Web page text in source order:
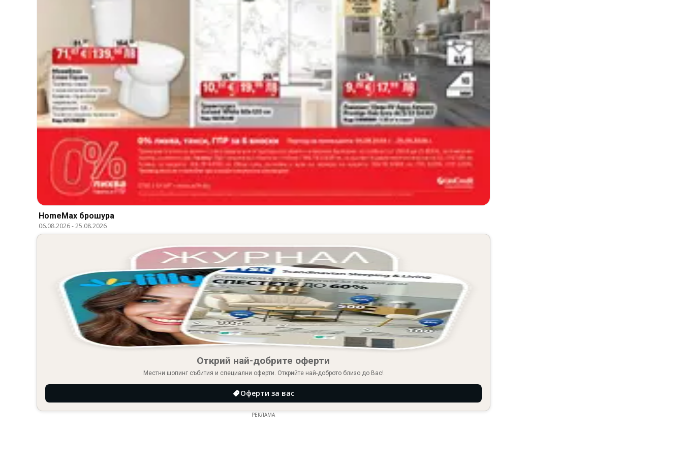
HomeMax брошура
06.08.2026-25.08.2026
Открий най-добрите оферти
Местни шопинг събития и специални оферти. Открийте най-доброто близо до Вас!
Оферти за вас
РЕКЛАМА